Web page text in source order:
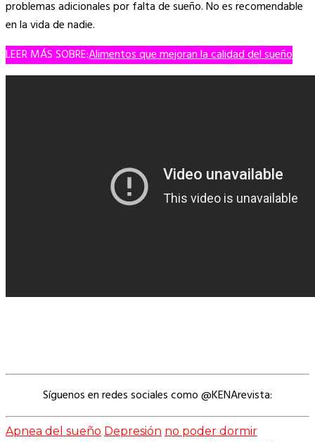
problemas adicionales por falta de sueño. No es recomendable
en la vida de nadie.
LEER MÁS SOBRE:Alimentos que mejoran la calidad del sueño
Síguenos en redes sociales como @KENArevista:
Apnea del sueño Depresión no poder dormir